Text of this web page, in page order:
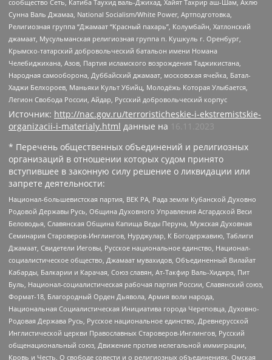
сообщество Сеть, Катиба Таухид валь-Джихад, Хайят Тахрир аш-Шам, Ахлю
Сунна Валь Джамаа, National Socialism/White Power, Артподготовка,
Религиозная группа “Джамаат “Красный пахарь”, Колумбайн, Хатлонский
джамаат, Мусульманская религиозная группа п. Кушкуль г. Оренбург,
Крымско-татарский добровольческий батальон имени Номана
Челебиджихана, Азов, Партия исламского возрождения Таджикистана,
Народная самооборона, Дуббайский джамаат, московская ячейка, Батал-
Хаджи Белхороев, Маньяки Культ Убийц, Молодёжь Которая Улыбается,
Легион Свобода России, Айдар, Русский добровольческий корпус
Источник: http://nac.gov.ru/terroristicheskie-i-ekstremistskie-
organizacii-i-materialy.html данные на
16.11.2023
* Перечень общественных объединений и религиозных
организаций в отношении которых судом принято
вступившее в законную силу решение о ликвидации или
запрете деятельности:
Национал-большевистская партия, ВЕК РА, Рада земли Кубанской Духовно
Родовой Державы Русь, Община Духовного Управления Асгардской Веси
Беловодья, Славянская Община Капища Веды Перуна, Мужская Духовная
Семинария Староверов-Инглингов, Нурджулар, К Богодержавию, Таблиги
Джамаат, Свидетели Иеговы, Русское национальное единство, Национал-
социалистическое общество, Джамаат мувахидов, Объединенный Вилайат
Кабарды, Балкарии и Карачая, Союз славян, Ат-Такфир Валь-Хиджра, Пит
Буль, Национал-социалистическая рабочая партия России, Славянский союз,
Формат-18, Благородный Орден Дьявола, Армия воли народа,
Национальная Социалистическая Инициатива города Череповца, Духовно-
Родовая Держава Русь, Русское национальное единство, Древнерусской
Инглистической церкви Православных Староверов-Инглингов, Русский
общенациональный союз, Движение против нелегальной иммиграции,
Кровь и Честь, О свободе совести и о религиозных объединениях, Омская